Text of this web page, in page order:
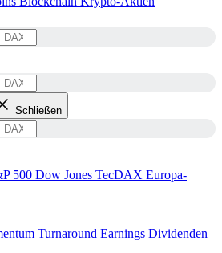
Schließen
500 Dow Jones TecDAX Europa-
Turnaround Earnings Dividenden